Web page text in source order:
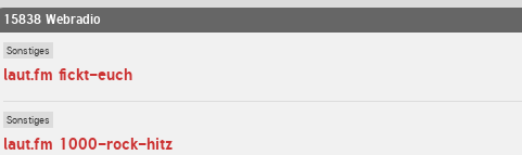
15838 Webradio
Sonstiges
laut.fm fickt-euch
Sonstiges
laut.fm 1000-rock-hitz